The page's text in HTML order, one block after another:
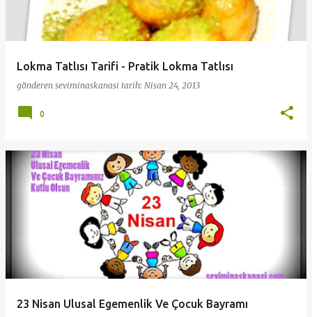
Lokma Tatlısı Tarifi - Pratik Lokma Tatlısı
gönderen seviminaskanasi tarih: Nisan 24, 2013
0
23 Nisan Ulusal Egemenlik Ve Çocuk Bayramı